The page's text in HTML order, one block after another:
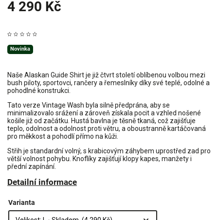
4 290 Kč
Novinka
Naše Alaskan Guide Shirt je již čtvrt století oblíbenou volbou mezi
bush piloty, sportovci, rančery a řemeslníky díky své teplé, odolné a
pohodlné konstrukci.
Tato verze Vintage Wash byla silně předprána, aby se
minimalizovalo srážení a zároveň získala pocit a vzhled nošené
košile již od začátku. Hustá bavlna je těsně tkaná, což zajišťuje
teplo, odolnost a odolnost proti větru, a oboustranně kartáčovaná
pro měkkost a pohodlí přímo na kůži.
Střih je standardní volný, s krabicovým záhybem uprostřed zad pro
větší volnost pohybu. Knoflíky zajišťují klopy kapes, manžety i
přední zapínání.
Detailní informace
Varianta